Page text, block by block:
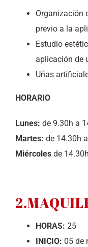
Organización
previo a la
Estudio
aplicación de
Uñas
HORARIO
Lunes: de 9.30h a
Martes: de 14.30h
Miércoles de
HORAS: 25
INICIO: 05 de